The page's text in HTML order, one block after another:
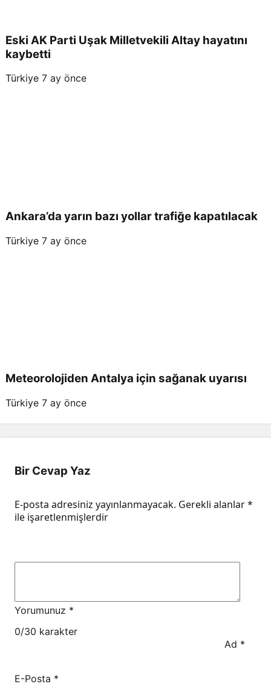
Eski AK Parti Uşak Milletvekili Altay hayatını
kaybetti
Türkiye 7 ay önce
Ankara’da yarın bazı yollar trafiğe kapatılacak
Türkiye 7 ay önce
Meteorolojiden Antalya için sağanak uyarısı
Türkiye 7 ay önce
Bir Cevap Yaz
E-posta adresiniz yayınlanmayacak. Gerekli alanlar*
ile işaretlenmişlerdir
Yorumunuz *
0/30 karakter
Ad *
E-Posta *